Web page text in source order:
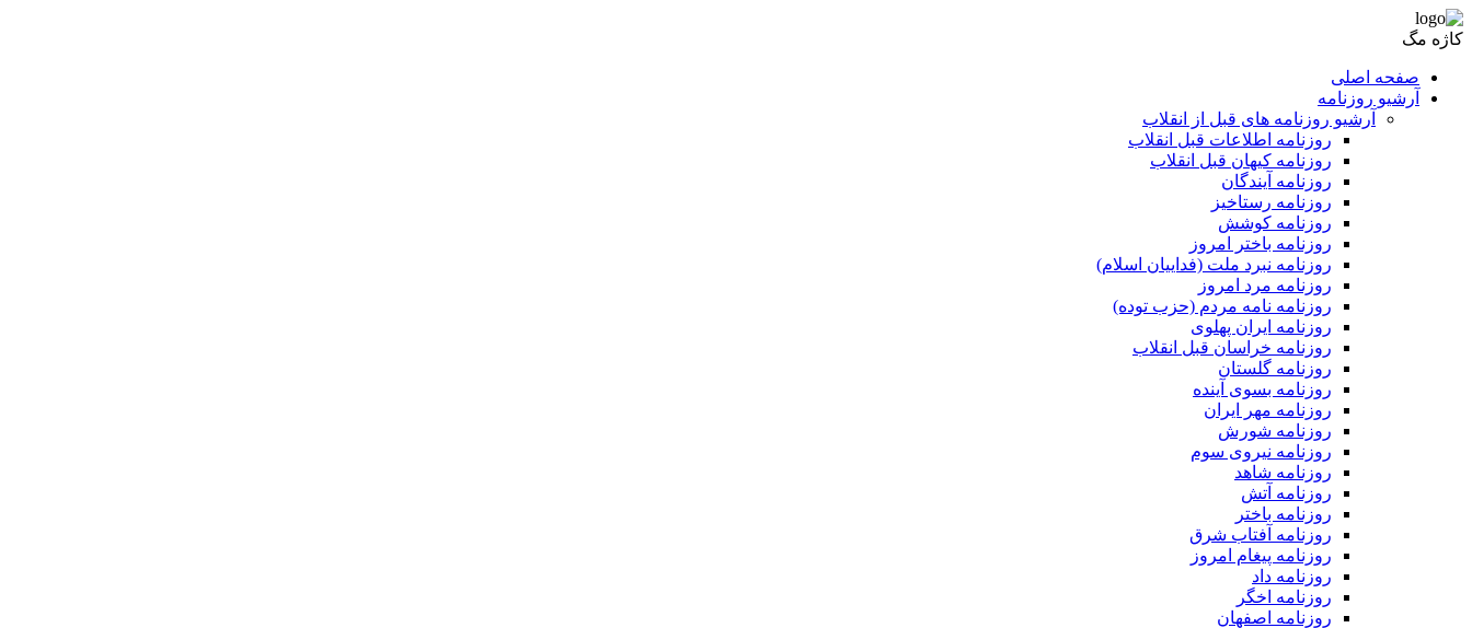
کاژه مگ
صفحه اصلی
آرشیو روزنامه
آرشیو روزنامه های قبل از انقلاب
روزنامه اطلاعات قبل انقلاب
روزنامه کیهان قبل انقلاب
روزنامه آیندگان
روزنامه رستاخیز
روزنامه کوشش
روزنامه باختر امروز
روزنامه نبرد ملت (فداییان اسلام)
روزنامه مرد امروز
روزنامه نامه مردم (حزب توده)
روزنامه ایران پهلوی
روزنامه خراسان قبل انقلاب
روزنامه گلستان
روزنامه بسوی آینده
روزنامه مهر ایران
روزنامه شورش
روزنامه نیروی سوم
روزنامه شاهد
روزنامه آتش
روزنامه باختر
روزنامه آفتاب شرق
روزنامه پیغام امروز
روزنامه داد
روزنامه اخگر
روزنامه اصفهان